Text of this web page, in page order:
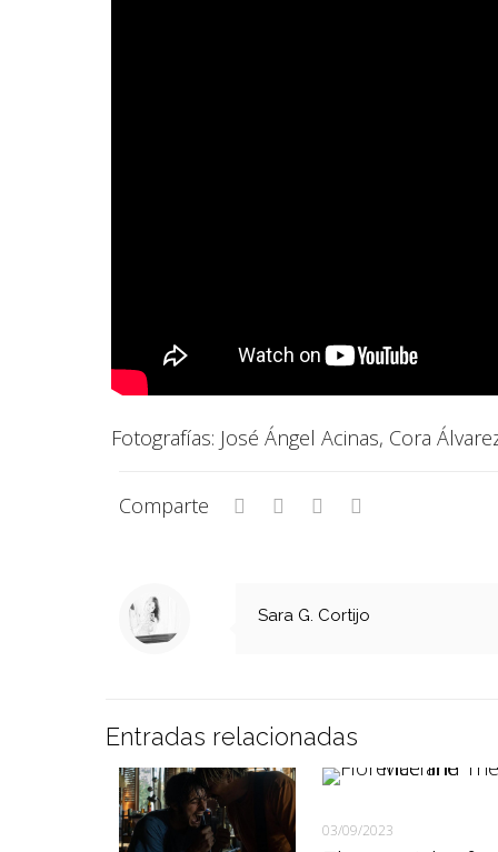
Fotografías: José Ángel Acinas, Cora
Comparte
Sara G. Cortijo
Entradas relacionadas
03/09/2023